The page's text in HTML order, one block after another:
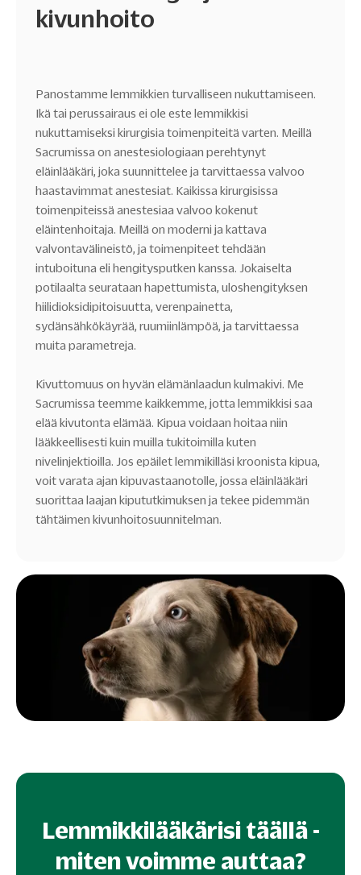
kivunhoito
Panostamme lemmikkien turvalliseen nukuttamiseen.
Ikä tai perussairaus ei ole este lemmikkisi
nukuttamiseksi kirurgisia toimenpiteitä varten. Meillä
Sacrumissa on anestesiologiaan perehtynyt
eläinlääkäri, joka suunnittelee ja tarvittaessa valvoo
haastavimmat anestesiat. Kaikissa kirurgisissa
toimenpiteissä anestesiaa valvoo kokenut
eläintenhoitaja. Meillä on moderni ja kattava
valvontavälineistö, ja toimenpiteet tehdään
intuboituna eli hengitysputken kanssa. Jokaiselta
potilaalta seurataan hapettumista, uloshengityksen
hiilidioksidipitoisuutta, verenpainetta,
sydänsähkökäyrää, ruumiinlämpöä, ja tarvittaessa
muita parametreja.
Kivuttomuus on hyvän elämänlaadun kulmakivi. Me
Sacrumissa teemme kaikkemme, jotta lemmikkisi saa
elää kivutonta elämää. Kipua voidaan hoitaa niin
lääkkeellisesti kuin muilla tukitoimilla kuten
nivelinjektioilla. Jos epäilet lemmikilläsi kroonista kipua,
voit varata ajan kipuvastaanotolle, jossa eläinlääkäri
suorittaa laajan kipututkimuksen ja tekee pidemmän
tähtäimen kivunhoitosuunnitelman.
Lemmikkilääkärisi täällä -
miten voimme auttaa?